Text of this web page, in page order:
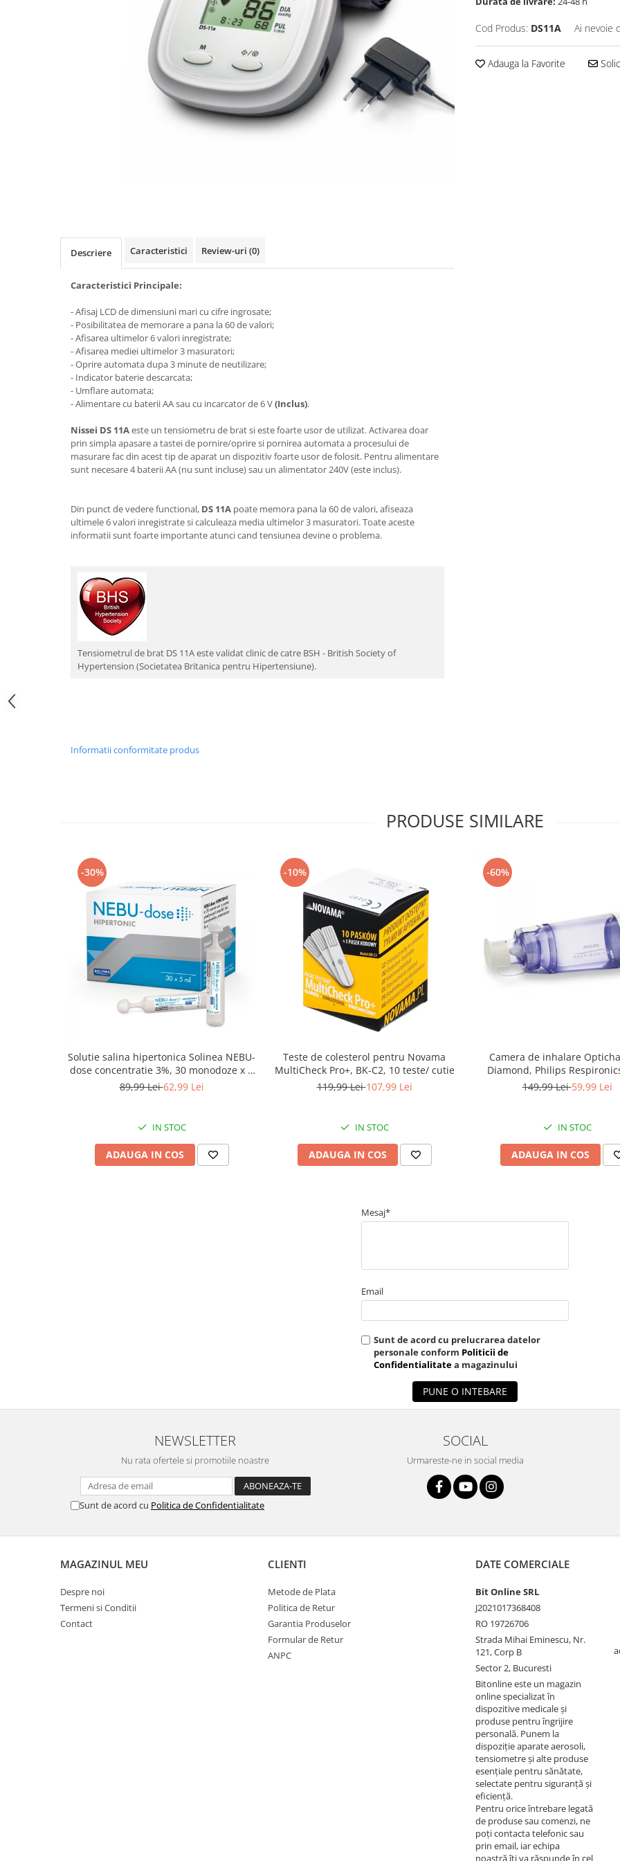
Suporturi ortopedice si orteze
Ingrijire personala & cosmetice
Cantare corporale
Ingrjire faciala
Manichiura-pedichiura
Tratamente ingrjire corp
Igiena dentara
Periute de dinti electrice
Irigatoare bucale
Accesorii si rezerve
Articole ingrijire copii
Aspiratoare nazale
Incalzitoare si sterilizatoare
Electrocasnice & climatizare
Tablete energizante
Alte suplimente nutritive
Uniforme si saboti medicali
Cod Produs: DS11A Ai nevoie
Adauga la Favorite
Descriere Caracteristici Review-uri (0)
Caracteristici Principale:
- Afisaj LCD de dimensiuni mari cu cifre ingrosate;
- Posibilitatea de memorare a pana la 60 de valori;
- Afisarea ultimelor 6 valori inregistrate;
- Afisarea mediei ultimelor 3 masuratori;
- Oprire automata dupa 3 minute de neutilizare;
- Indicator baterie descarcata;
- Umflare automata;
- Alimentare cu baterii AA sau cu incarcator de 6 V(Inclus).
Nissei DS 11Aeste un tensiometru de brat si este foarte usor de utilizat. Activarea doar
prin simpla apasare a tastei de pornire/oprire si pornirea automata a procesului de
masurare fac din acest tip de aparat un dispozitiv foarte usor de folosit. Pentru alimentare
sunt necesare 4 baterii AA (nu sunt incluse) sau un alimentator 240V (este inclus).
Din punct de vedere functional, DS 11A poate memora pana la 60 de valori, afiseaza
ultimele 6 valori inregistrate si calculeaza media ultimelor 3 masuratori. Toate aceste
informatii sunt foarte importante atunci cand tensiunea devine o problema.
Tensiometrul de brat DS 11A este validat clinic de catre BSH - British Society of
Hypertension (Societatea Britanica pentru Hipertensiune).
Informatii conformitate produs
PRODUSE SIMILARE
-30%
Solutie salina hipertonica Solinea NEBU-
dose concentratie 3%, 30 monodoze x 5
ml
89,99 Lei62,99 Lei
IN STOC
ADAUGA IN COS
-10%
Teste de colesterol pentru Novama
MultiCheck Pro+, BK-C2, 10 teste/ cutie
119,99 Lei107,99 Lei
IN STOC
ADAUGA IN COS
-60%
Camera de inhalare
Diamond, Philips
masca
149,99 Lei59,99 Lei
IN STOC
ADAUGA IN COS
Mesaj*
Email
Sunt de acord cu prelucrarea datelor
personale conform Politicii de
Confidentialitatea magazinului
PUNE O INTEBARE
NEWSLETTER
Nu rata ofertele si promotiile noastre
Sunt de acord cu Politica de Confidentialitate
SOCIAL
Urmareste-ne in social media
MAGAZINUL MEU
Despre noi
Termeni si Conditii
Contact
CLIENTI
Metode de Plata
Politica de Retur
Garantia Produselor
Formular de Retur
ANPC
DATE COMERCIALE
Bit Online SRL
J2021017368408
RO 19726706
Strada Mihai Eminescu, Nr.
121, Corp B
Sector 2, Bucuresti
Bitonline este un magazin
online specializat în
dispozitive medicale și
produse pentru îngrijire
personală. Punem la
dispoziție aparate aerosoli,
tensiometre și alte produse
esențiale pentru sănătate,
selectate pentru siguranță și
eficiență.
Pentru orice întrebare legată
de produse sau comenzi, ne
poți contacta telefonic sau
prin email, iar echipa
noastră îți va răspunde în cel